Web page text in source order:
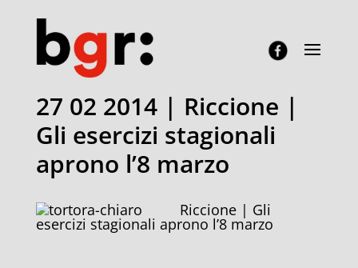
27 02 2014 | Riccione |
Gli esercizi stagionali
aprono l’8 marzo
Riccione | Gli
esercizi stagionali aprono l’8 marzo